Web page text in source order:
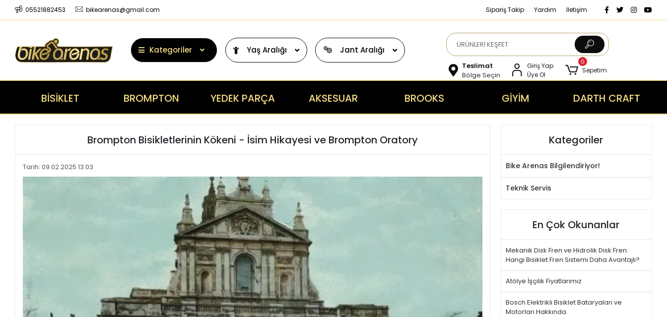
05521882453 bikearenas@gmail.com Sipariş Takip Yardım İletişim
Kategoriler Yaş Aralığı Jant Aralığı
Teslimat
Bölge Seçin
Giriş Yap
Üye Ol
0
Sepetim
BİSİKLET BROMPTON YEDEK PARÇA AKSESUAR BROOKS GİYİM DARTH CRAFT
Brompton Bisikletlerinin Kökeni - İsim Hikayesi ve Brompton Oratory
Tarih: 09.02.2025 13:03
Kategoriler
Bike Arenas Bilgilendiriyor!
Teknik Servis
En Çok Okunanlar
Mekanik Disk Fren ve Hidrolik Disk Fren:
Hangi Bisiklet Fren Sistemi Daha Avantajlı?
Atölye İşçilik Fiyatlarımız
Bosch Elektrikli Bisiklet Bataryaları ve
Motorları Hakkında